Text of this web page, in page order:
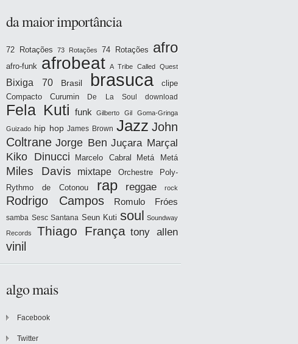
da maior importância
72 Rotações 73 Rotações 74 Rotações afro
afro-funk afrobeat A Tribe Called Quest
Bixiga 70 Brasil brasuca
clipe
Compacto
Curumin De La Soul download
Fela Kuti funk Gilberto Gil Goma-Gringa
Guizado hip hop James Brown Jazz John
Coltrane Jorge Ben Juçara Marçal
Kiko Dinucci Marcelo Cabral Metá Metá
Miles Davis mixtape
Orchestre Poly-
Rythmo de Cotonou
rap reggae rock
Rodrigo Campos Romulo Fróes
samba Sesc Santana Seun Kuti soul Soundway
Records Thiago França tony allen
vinil
algo mais
Facebook
Twitter